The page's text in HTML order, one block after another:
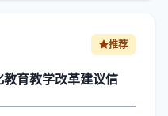
推荐
育教学改革建议信